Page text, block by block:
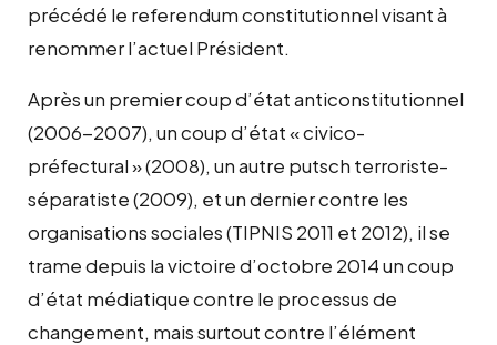
précédé le referendum constitutionnel visant à
renommer l’actuel Président.
Après un premier coup d’état anticonstitutionnel
(2006-2007), un coup d’état « civico-
préfectural » (2008), un autre putsch terroriste-
séparatiste (2009), et un dernier contre les
organisations sociales (TIPNIS 2011 et 2012), il se
trame depuis la victoire d’octobre 2014 un coup
d’état médiatique contre le processus de
changement, mais surtout contre l’élément